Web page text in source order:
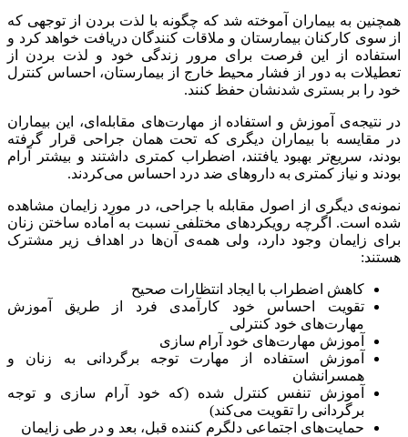
همچنین به بیماران آموخته شد که چگونه با لذت بردن از توجهی که
از سوی کارکنان بیمارستان و ملاقات کنندگان دریافت خواهد کرد و
استفاده از این فرصت برای مرور زندگی خود و لذت بردن از
تعطیلات به دور از فشار محیط خارج از بیمارستان، احساس کنترل
خود را بر بستری شدنشان حفظ کنند.
در نتیجه‌ی آموزش و استفاده از مهارت‌های مقابله‌ای، این بیماران
در مقایسه با بیماران دیگری که تحت همان جراحی قرار گرفته
بودند، سریع‌تر بهبود یافتند، اضطراب کمتری داشتند و بیشتر آرام
بودند و نیاز کمتری به داروهای ضد درد احساس می‌کردند.
نمونه‌ی دیگری از اصول مقابله با جراحی، در مورد زایمان مشاهده
شده است. اگرچه رویکردهای مختلفی نسبت به آماده ساختن زنان
برای زایمان وجود دارد، ولی همه‌ی آن‌ها در اهداف زیر مشترک
هستند:
کاهش اضطراب با ایجاد انتظارات صحیح
تقویت احساس خود کارآمدی فرد از طریق آموزش
مهارت‌های خود کنترلی
آموزش مهارت‌های خود آرام سازی
آموزش استفاده از مهارت توجه برگردانی به زنان و
همسرانشان
آموزش تنفس کنترل شده (که خود آرام سازی و توجه
برگردانی را تقویت می‌کند)
حمایت‌های اجتماعی دلگرم کننده قبل، بعد و در طی زایمان